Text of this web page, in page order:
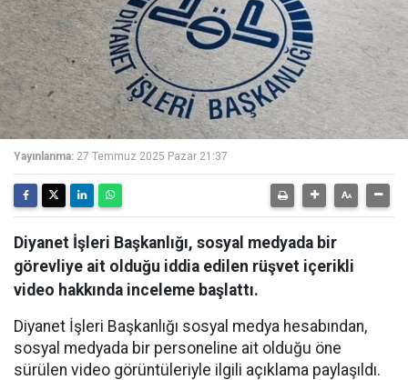
Yayınlanma: 27 Temmuz 2025 Pazar 21:37
Diyanet İşleri Başkanlığı, sosyal medyada bir
görevliye ait olduğu iddia edilen rüşvet içerikli
video hakkında inceleme başlattı.
Diyanet İşleri Başkanlığı sosyal medya hesabından,
sosyal medyada bir personeline ait olduğu öne
sürülen video görüntüleriyle ilgili açıklama paylaşıldı.